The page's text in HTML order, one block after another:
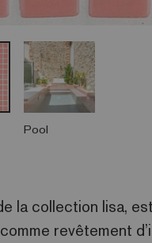
Pool
la collection lisa,
revêtement